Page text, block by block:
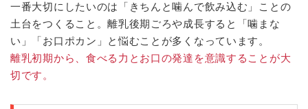
一番大切にしたいのは「きちんと噛んで飲み込む」ことの
土台をつくること。離乳後期ごろや成長すると「噛まな
い」「お口ポカン」と悩むことが多くなっています。
離乳初期から、食べる力とお口の発達を意識することが大
切です。